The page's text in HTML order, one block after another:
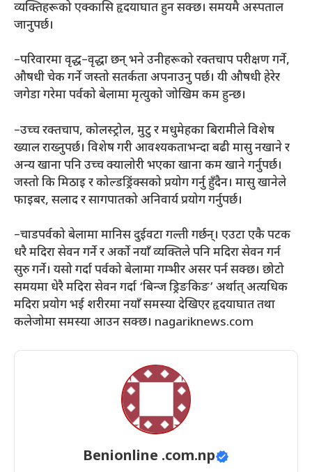
व्यक्तिहरूको एक्कासि हृदयाघात हुन सक्छ। समयमै अस्पताल
जानुपर्छ।
–परिवारमा वृद्ध–वृद्धा छन् भने उनीहरूको रक्तचाप परीक्षण गर्ने,
औषधी चेक गर्ने जस्तो सतर्कता अपनाउनु पर्छ। यी औषधी हेरेर
जगेडा गरेमा पर्वको बेलामा मृत्युको जोखिम कम हुन्छ।
–उच्च रक्तचाप, कोलस्ट्रोल, मुटु र मधुमेहका बिरामीले विशेष
ख्याल राख्नुपर्छ। विशेष गरी आवश्यकताभन्दा बढी मासु नखाने र
अन्य खाना पनि उच्च क्यालोरी भएका खाना कम खाने गर्नुपर्छ।
जस्तो कि मिठाइ र कोल्डड्रिंक्सको प्रयोग गर्नु हुँदैन। मासु खानेले
फाइबर, सलाद र सागपातको अनिवार्य प्रयोग गर्नुपर्छ।
–चाडपर्वको बेलामा मानिस दुईवटा गल्ती गर्छन्। एउटा एकै पटक
धरै मदिरा सेवन गर्ने र अर्को नयाँ व्यक्तिले पनि मदिरा सेवन गर्न
सुरु गर्ने। यसो गर्दा पर्वको बेलामा गम्भीर असर पर्न सक्छ। छोटो
समयमा धेरै मदिरा सेवन गर्दा ‘बिन्ज ड्रिङकिङ’ अर्थात् अत्यधिक
मदिरा प्रयोग भई शरीरमा नयाँ समस्या देखिएर हृदयाघात तथा
कलेजोमा समस्या आउन सक्छ। nagariknews.com
Benionline .com.np